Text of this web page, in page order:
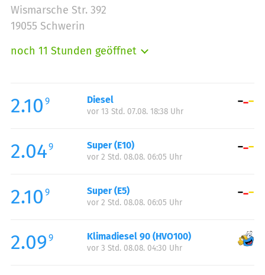
Wismarsche Str. 392
19055 Schwerin
noch 11 Stunden geöffnet
Mittwoch:
06:00-22:00
Donnerstag:
Samstag:
06:00-22:00
Sonntag:
2.10 9 Diesel
vor 13 Std. 07.08. 18:38 Uhr
2.049 Super (E10)
vor 2 Std. 08.08. 06:05 Uhr
2.10 9 Super (E5)
vor 2 Std. 08.08. 06:05 Uhr
2.09 9 Klimadiesel 90 (HVO100)
vor 3 Std. 08.08. 04:30 Uhr